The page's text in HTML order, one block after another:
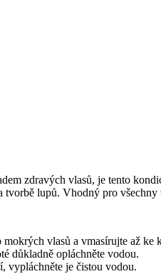
zdravých vlasů, je tento
tvorbě lupů. Vhodný pro
vlasů a vmasírujte až ke
důkladně opláchněte vodou.
vypláchněte je čistou vodou.